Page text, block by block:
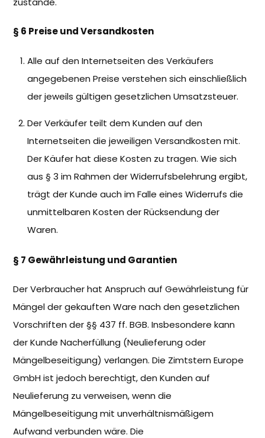
§ 6 Preise und Versandkosten
Alle auf den Internetseiten des Verkäufers
angegebenen Preise verstehen sich einschließlich
der jeweils gültigen gesetzlichen Umsatzsteuer.
Der Verkäufer teilt dem Kunden auf den
Internetseiten die jeweiligen Versandkosten mit.
Der Käufer hat diese Kosten zu tragen. Wie sich
aus § 3 im Rahmen der Widerrufsbelehrung ergibt,
trägt der Kunde auch im Falle eines Widerrufs die
unmittelbaren Kosten der Rücksendung der
Waren.
§ 7 Gewährleistung und Garantien
Der Verbraucher hat Anspruch auf Gewährleistung für
Mängel der gekauften Ware nach den gesetzlichen
Vorschriften der §§ 437 ff. BGB. Insbesondere kann
der Kunde Nacherfüllung (Neulieferung oder
Mängelbeseitigung) verlangen. Die Zimtstern Europe
GmbH ist jedoch berechtigt, den Kunden auf
Neulieferung zu verweisen, wenn die
Mängelbeseitigung mit unverhältnismäßigem
Aufwand verbunden wäre. Die